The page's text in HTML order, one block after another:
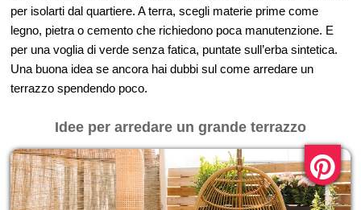
per isolarti dal quartiere. A terra, scegli materie prime come
legno, pietra o cemento che richiedono poca manutenzione. E
per una voglia di verde senza fatica, puntate sull’erba sintetica.
Una buona idea se ancora hai dubbi sul come arredare un
terrazzo spendendo poco.
Idee per arredare un grande terrazzo